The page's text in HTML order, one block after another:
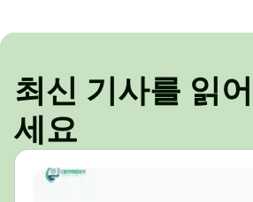
최신 기사를 읽
세요